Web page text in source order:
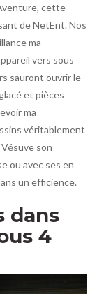
cette
de NetEnt. Nos
ma
vers sous
sauront ouvrir le
et pièces
ma
véritablement
son
ou avec ses en
un efficience.
dans
4